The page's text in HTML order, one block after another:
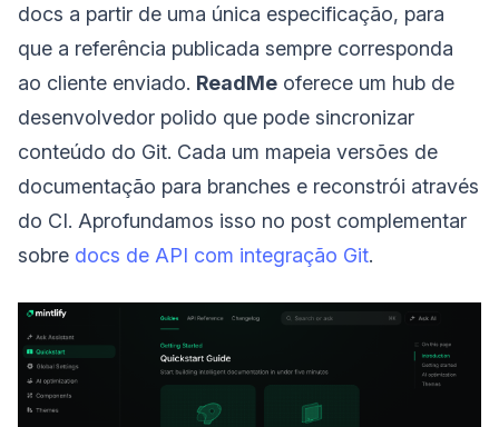
docs a partir de uma única especificação, para
que a referência publicada sempre corresponda
ao cliente enviado. ReadMe oferece um hub de
desenvolvedor polido que pode sincronizar
conteúdo do Git. Cada um mapeia versões de
documentação para branches e reconstrói através
do CI. Aprofundamos isso no post complementar
sobre docs de API com integração Git.